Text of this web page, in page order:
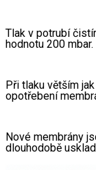
Tlak v potrubí
hodnotu 200 mbar.
Při tlaku větším
opotřebení
Nové membrány
dlouhodobě